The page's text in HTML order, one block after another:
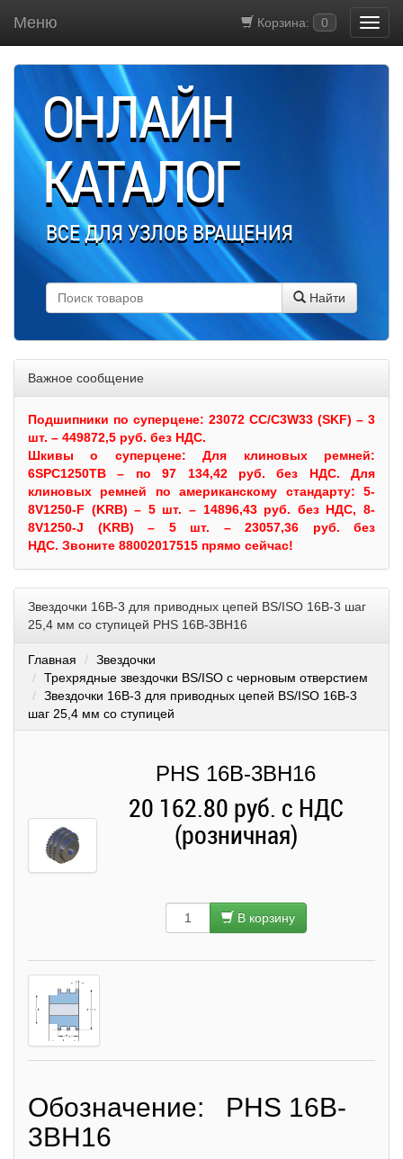
Корзина: 0
Меню
ОНЛАЙН
КАТАЛОГ
ВСЕ ДЛЯ УЗЛОВ ВРАЩЕНИЯ
Найти
Важное сообщение
Подшипники по суперцене: 23072 CC/C3W33 (SKF) – 3
шт. – 449872,5 руб. без НДС.
Шкивыо суперцене:Для клиновых ремней:
6SPC1250TB – по 97 134,42 руб. без НДС. Для
клиновых ремней по американскому стандарту: 5-
8V1250-F (KRB) – 5 шт. – 14896,43 руб. без НДС, 8-
8V1250-J (KRB) – 5 шт. – 23057,36 руб. без
НДС. Звоните 88002017515 прямо сейчас!
Звездочки 16B-3 для приводных цепей BS/ISO 16B-3 шаг
25,4 мм со ступицей PHS 16B-3BH16
Главная
Звездочки
Трехрядные звездочки BS/ISO с черновым отверстием
Звездочки 16B-3 для приводных цепей BS/ISO 16B-3
шаг 25,4 мм со ступицей
PHS 16B-3BH16
20 162.80 руб. с НДС
(розничная)
В корзину
Обозначение: PHS 16B-
3BH16